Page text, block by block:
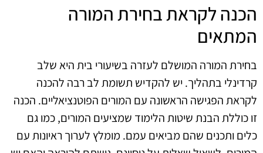
הכנה לקראת בחירת המורה
המתאים
בחירת המורה המושלם לעזרה בשיעורי בית היא שלב
קרדינלי בתהליך. יש להקדיש תשומת לב רבה להכנה
לקראת הפגישה הראשונה עם המורים הפוטנציאליים. הכנה
זו כוללת הבנת שיטות הלימוד שמציעים המורים, כמו גם
כלים ותכנים שהם מביאים עמם. מומלץ לערוך ראיונות עם